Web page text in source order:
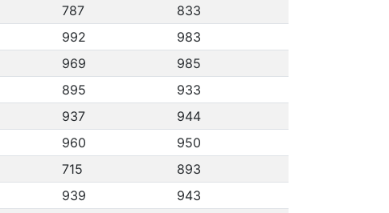
787
833
992
983
969
985
895
933
937
944
960
950
715
893
939
943